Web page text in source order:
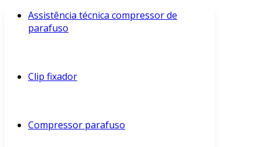
Assistência técnica compressor de
parafuso
Clip fixador
Compressor parafuso